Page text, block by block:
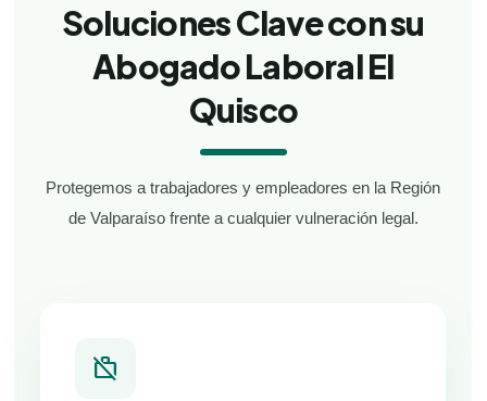
Soluciones Clave con su
Abogado Laboral El
Quisco
Protegemos a trabajadores y empleadores en la Región
de Valparaíso frente a cualquier vulneración legal.
work_off